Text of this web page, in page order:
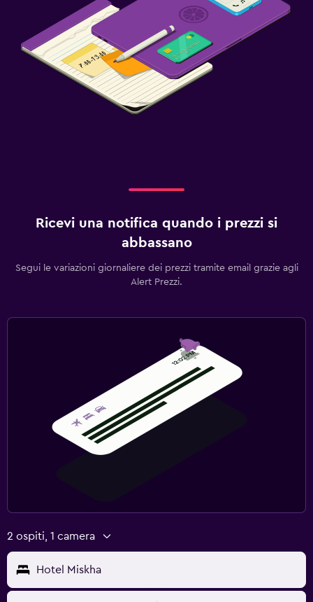
Ricevi una notifica quando i prezzi si
abbassano
Segui le variazioni giornaliere dei prezzi tramite email grazie agli
Alert Prezzi.
2 ospiti, 1 camera
Hotel Miskha